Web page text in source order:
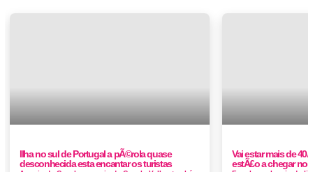
Ilha no sul de Portugal a pÃ©rola quase
desconhecida esta encantar os turistas
Vai estar mais de
estÃ£o a chegar